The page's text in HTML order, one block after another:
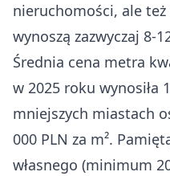
nieruchomości, ale
wynoszą zazwyczaj 8-
Średnia cena metra
w 2025 roku wynosiła
mniejszych miastach
000 PLN za m².
własnego (minimum